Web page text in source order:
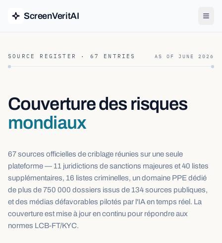
ScreenVeritAI
SOURCE REGISTER · 67 ENTRIES AS OF JUNE 2026
Couverture des risques
mondiaux
67 sources officielles de criblage réunies sur une seule
plateforme — 11 juridictions de sanctions majeures et 40 listes
supplémentaires, 16 listes criminelles, un domaine PPE dédié
de plus de 750 000 dossiers issus de 134 sources publiques,
et des médias défavorables pilotés par l'IA en temps réel. La
couverture est mise à jour en continu pour répondre aux
normes LCB-FT/KYC.